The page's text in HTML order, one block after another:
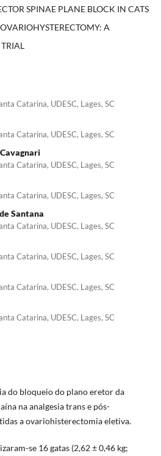
SPINAE PLANE BLOCK IN CATS
A
Catarina, UDESC, Lages, SC
Catarina, UDESC, Lages, SC
Catarina, UDESC, Lages, SC
Catarina, UDESC, Lages, SC
Santana
Catarina, UDESC, Lages, SC
Catarina, UDESC, Lages, SC
Catarina, UDESC, Lages, SC
Catarina, UDESC, Lages, SC
do bloqueio do plano eretor da
na analgesia trans e pós-
a ovariohisterectomia eletiva.
se 16 gatas (2,62 ± 0,46 kg;